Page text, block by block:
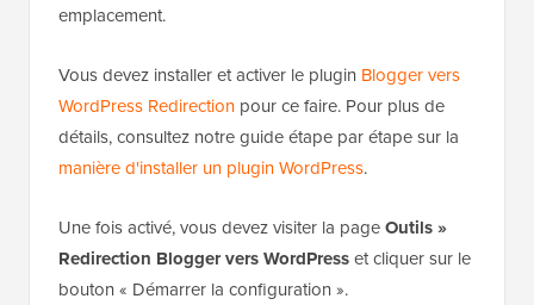
emplacement.
Vous devez installer et activer le plugin Blogger vers
WordPress Redirection pour ce faire. Pour plus de
détails, consultez notre guide étape par étape sur la
manière d'installer un plugin WordPress.
Une fois activé, vous devez visiter la pageOutils »
Redirection Blogger vers WordPresset cliquer sur le
bouton « Démarrer la configuration ».